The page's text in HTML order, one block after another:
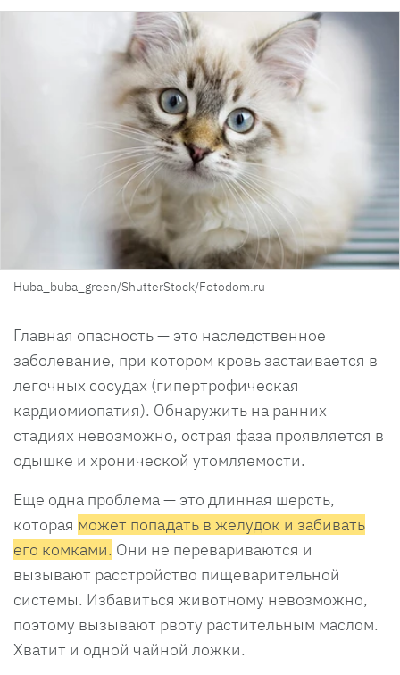
Huba_buba_green/ShutterStock/Fotodom.ru
Главная опасность — это наследственное
заболевание, при котором кровь застаивается в
легочных сосудах (гипертрофическая
кардиомиопатия). Обнаружить на ранних
стадиях невозможно, острая фаза проявляется в
одышке и хронической утомляемости.
Еще одна проблема — это длинная шерсть,
которая может попадать в желудок и забивать
его комками. Они не перевариваются и
вызывают расстройство пищеварительной
системы. Избавиться животному невозможно,
поэтому вызывают рвоту растительным маслом.
Хватит и одной чайной ложки.